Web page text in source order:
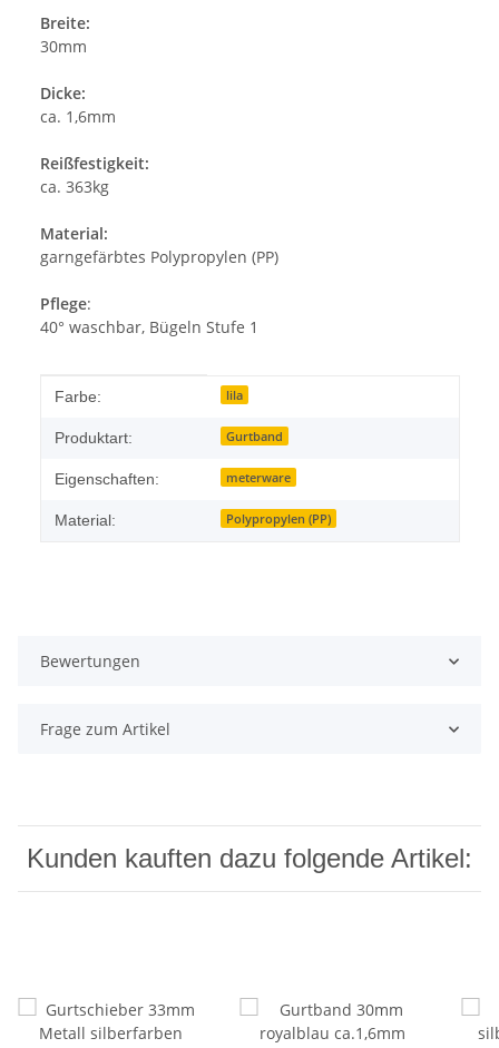
Breite:
30mm
Dicke:
ca. 1,6mm
Reißfestigkeit:
ca. 363kg
Material:
garngefärbtes Polypropylen (PP)
Pflege:
40° waschbar, Bügeln Stufe 1
Produkteigenschaft
Wert
Farbe: lila
Produktart: Gurtband
Eigenschaften: meterware
Material: Polypropylen (PP)
Bewertungen
Frage zum Artikel
Kunden kauften dazu folgende Artikel: